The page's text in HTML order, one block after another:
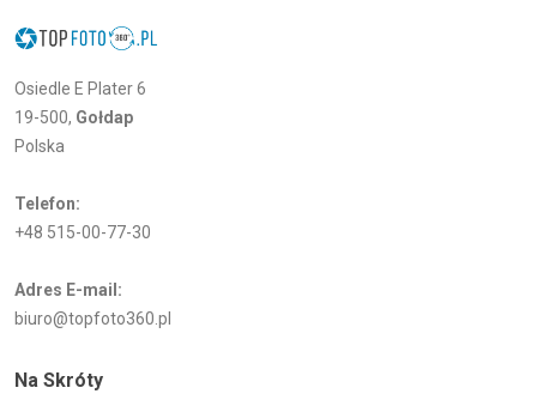
Osiedle E Plater 6
19-500, Gołdap
Polska
Telefon:
+48 515-00-77-30
Adres E-mail:
biuro@topfoto360.pl
Na Skróty